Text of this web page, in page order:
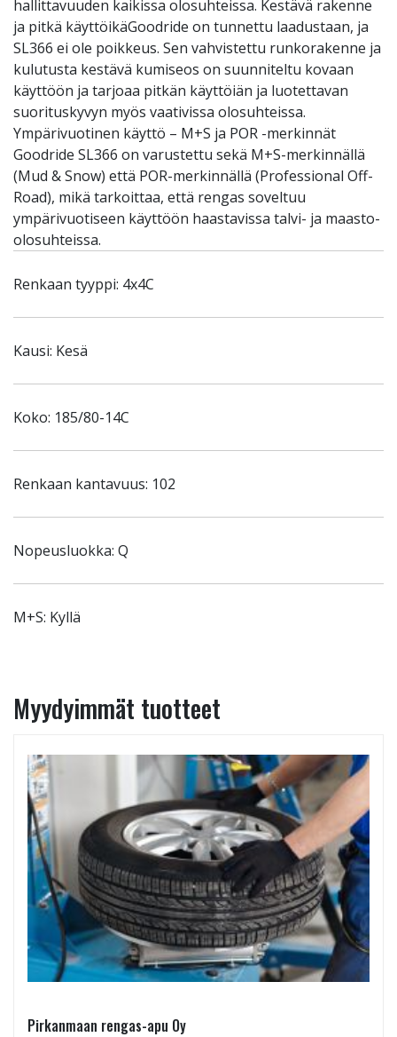
hallittavuuden kaikissa olosuhteissa. Kestävä rakenne
ja pitkä käyttöikäGoodride on tunnettu laadustaan, ja
SL366 ei ole poikkeus. Sen vahvistettu runkorakenne ja
kulutusta kestävä kumiseos on suunniteltu kovaan
käyttöön ja tarjoaa pitkän käyttöiän ja luotettavan
suorituskyvyn myös vaativissa olosuhteissa.
Ympärivuotinen käyttö – M+S ja POR -merkinnät
Goodride SL366 on varustettu sekä M+S-merkinnällä
(Mud & Snow) että POR-merkinnällä (Professional Off-
Road), mikä tarkoittaa, että rengas soveltuu
ympärivuotiseen käyttöön haastavissa talvi- ja maasto-
olosuhteissa.
Renkaan tyyppi: 4x4C
Kausi: Kesä
Koko: 185/80-14C
Renkaan kantavuus: 102
Nopeusluokka: Q
M+S: Kyllä
Myydyimmät tuotteet
Pirkanmaan rengas-apu Oy